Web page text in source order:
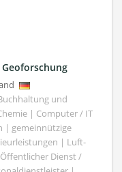
und
| Computer / IT
| gemeinnützige
| Luft-
Dienst /